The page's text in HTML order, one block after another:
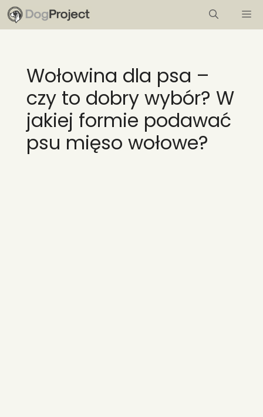
Przejdź
do
Wołowina dla psa –
czy to dobry wybór? W
jakiej formie podawać
psu mięso wołowe?